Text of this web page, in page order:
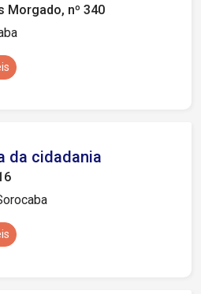
Morgado, nº 340
da cidadania